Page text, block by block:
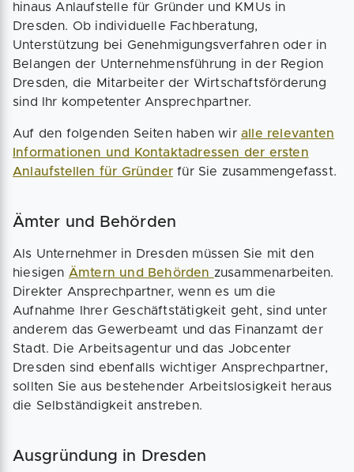
hinaus Anlaufstelle für Gründer und KMUs in
Dresden. Ob individuelle Fachberatung,
Unterstützung bei Genehmigungsverfahren oder in
Belangen der Unternehmensführung in der Region
Dresden, die Mitarbeiter der Wirtschaftsförderung
sind Ihr kompetenter Ansprechpartner.
Auf den folgenden Seiten haben wir alle relevanten
Informationen und Kontaktadressen der ersten
Anlaufstellen für Gründer für Sie zusammengefasst.
Ämter und Behörden
Als Unternehmer in Dresden müssen Sie mit den
hiesigen Ämtern und Behörden zusammenarbeiten.
Direkter Ansprechpartner, wenn es um die
Aufnahme Ihrer Geschäftstätigkeit geht, sind unter
anderem das Gewerbeamt und das Finanzamt der
Stadt. Die Arbeitsagentur und das Jobcenter
Dresden sind ebenfalls wichtiger Ansprechpartner,
sollten Sie aus bestehender Arbeitslosigkeit heraus
die Selbständigkeit anstreben.
Ausgründung in Dresden